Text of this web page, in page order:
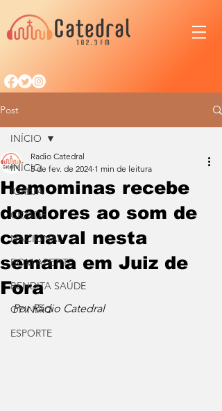
Post
INÍCIO
IGREJA
CIDADE
NACIONAL
BOM APETITE
BENDITA SAÚDE
OPINIÃO
ESPORTE
INÍCIO
Hemominas recebe
doadores ao som de
carnaval nesta
semana em Juiz de
Fora
Radio Catedral
5 de fev. de 2024 1 min de leitura
Por Rádio Catedral